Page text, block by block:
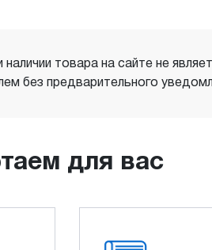
товара на сайте не
без предварительного
для вас